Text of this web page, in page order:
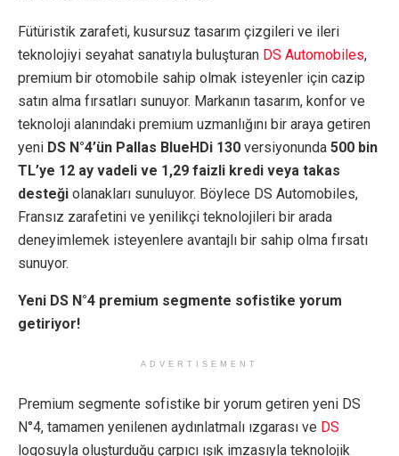
Fütüristik zarafeti, kusursuz tasarım çizgileri ve ileri
teknolojiyi seyahat sanatıyla buluşturan DS Automobiles,
premium bir otomobile sahip olmak isteyenler için cazip
satın alma fırsatları sunuyor. Markanın tasarım, konfor ve
teknoloji alanındaki premium uzmanlığını bir araya getiren
yeni DS N°4’ün Pallas BlueHDi 130 versiyonunda 500 bin
TL’ye 12 ay vadeli ve 1,29 faizli kredi veya takas
desteği olanakları sunuluyor. Böylece DS Automobiles,
Fransız zarafetini ve yenilikçi teknolojileri bir arada
deneyimlemek isteyenlere avantajlı bir sahip olma fırsatı
sunuyor.
Yeni DS N°4 premium segmente sofistike yorum
getiriyor!
ADVERTISEMENT
Premium segmente sofistike bir yorum getiren yeni DS
N°4, tamamen yenilenen aydınlatmalı ızgarası ve DS
logosuyla oluşturduğu çarpıcı ışık imzasıyla teknolojik